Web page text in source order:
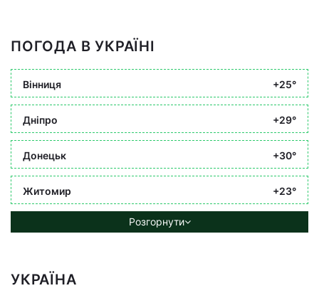
ПОГОДА В УКРАЇНІ
Вінниця +25°
Дніпро +29°
Донецьк +30°
Житомир +23°
Розгорнути
УКРАЇНА